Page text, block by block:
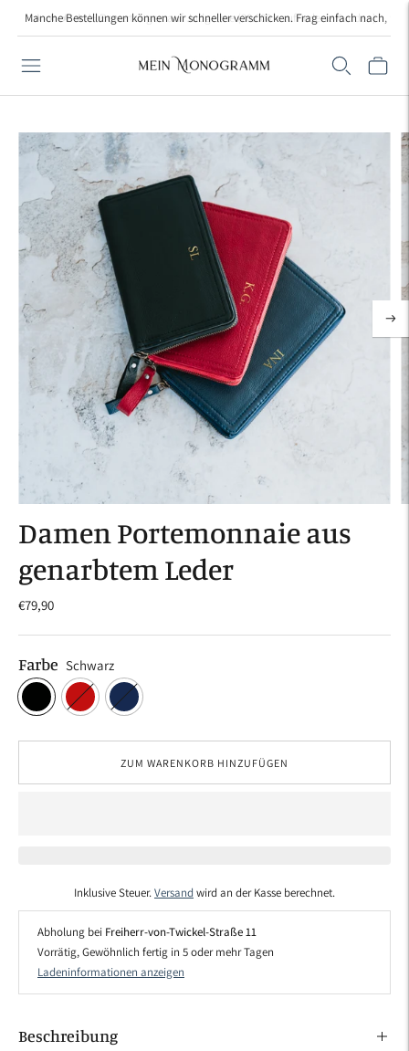
Manche Bestellungen können wir schneller verschicken. Frag einfach nach,
Damen Portemonnaie aus
genarbtem Leder
€79,90
Farbe Schwarz
ZUM WARENKORB HINZUFÜGEN
Inklusive Steuer.Versand wird an der Kasse berechnet.
Abholung bei Freiherr-von-Twickel-Straße 11
Vorrätig, Gewöhnlich fertig in 5 oder mehr Tagen
Ladeninformationen anzeigen
Beschreibung